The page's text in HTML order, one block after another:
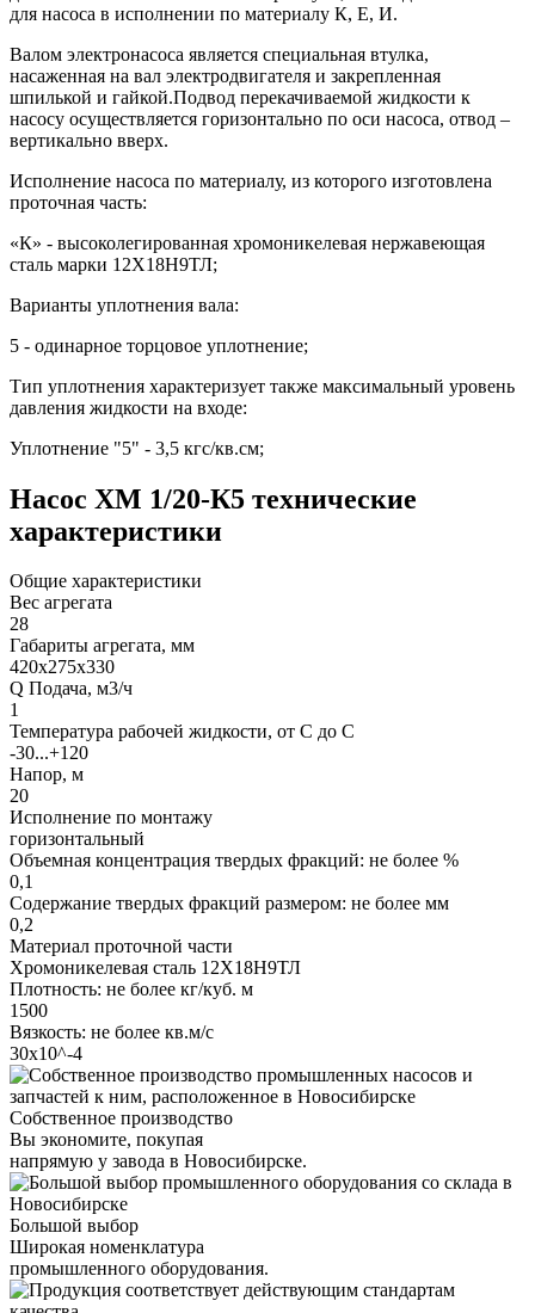
для насоса в исполнении по материалу К, Е, И.
Валом электронасоса является специальная втулка,
насаженная на вал электродвигателя и закрепленная
шпилькой и гайкой.Подвод перекачиваемой жидкости к
насосу осуществляется горизонтально по оси насоса, отвод –
вертикально вверх.
Исполнение насоса по материалу, из которого изготовлена
проточная часть:
«К» - высоколегированная хромоникелевая нержавеющая
сталь марки 12Х18Н9ТЛ;
Варианты уплотнения вала:
5 - одинарное торцовое уплотнение;
Тип уплотнения характеризует также максимальный уровень
давления жидкости на входе:
Уплотнение "5" - 3,5 кгс/кв.см;
Насос ХМ 1/20-К5 технические
характеристики
Общие характеристики
Вес агрегата
28
Габариты агрегата, мм
420х275х330
Q Подача, м3/ч
1
Температура рабочей жидкости, от С до С
-30...+120
Напор, м
20
Исполнение по монтажу
горизонтальный
Объемная концентрация твердых фракций: не более %
0,1
Содержание твердых фракций размером: не более мм
0,2
Материал проточной части
Хромоникелевая сталь 12Х18Н9ТЛ
Плотность: не более кг/куб. м
1500
Вязкость: не более кв.м/с
30х10^-4
Собственное производство
Вы экономите, покупая
напрямую у завода в Новосибирске.
Большой выбор
Широкая номенклатура
промышленного оборудования.